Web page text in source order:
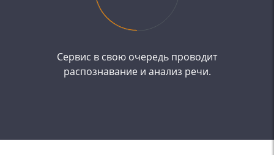
Сервис в свою очередь проводит
распознавание и анализ речи.